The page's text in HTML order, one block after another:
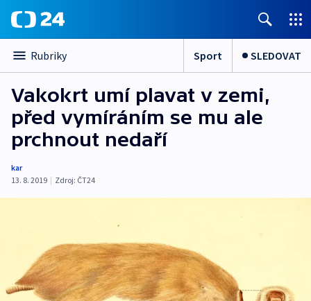
Rubriky Sport SLEDOVAT
Vakokrt umí plavat v zemi,
před vymíráním se mu ale
prchnout nedaří
kar
13. 8. 2019 | Zdroj: ČT24